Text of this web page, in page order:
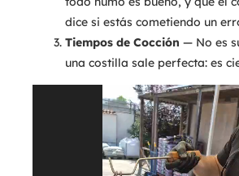
dice si estás cometiendo un
Tiempos de Cocción — No es
una costilla sale perfecta: es